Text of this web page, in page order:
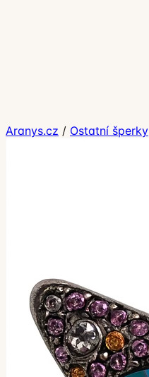
Aranys.cz / Ostatní šperky